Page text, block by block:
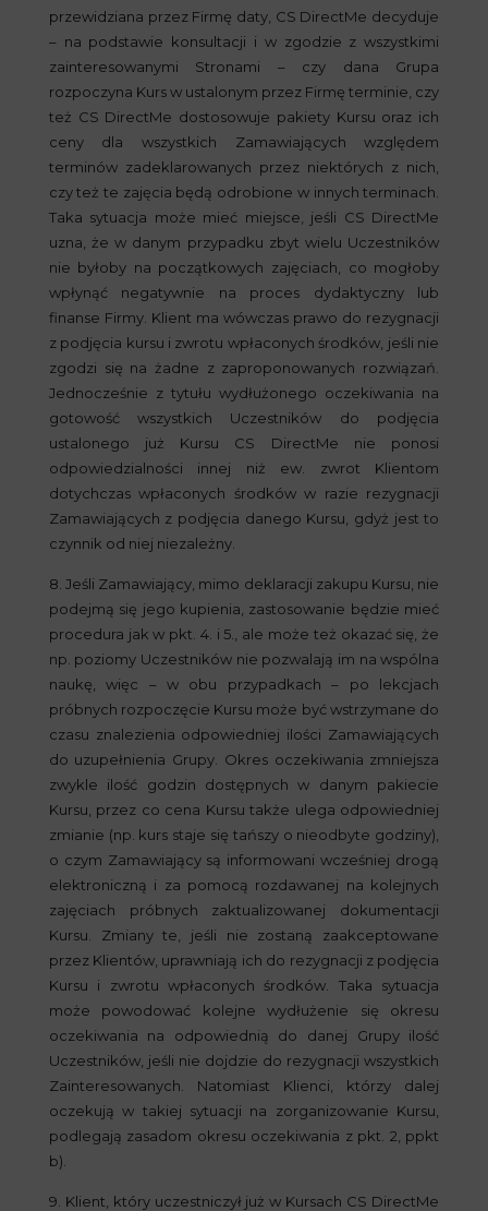
przewidziana przez Firmę daty, CS DirectMe decyduje
– na podstawie konsultacji i w zgodzie z wszystkimi
zainteresowanymi Stronami – czy dana Grupa
rozpoczyna Kurs w ustalonym przez Firmę terminie, czy
też CS DirectMe dostosowuje pakiety Kursu oraz ich
ceny dla wszystkich Zamawiających względem
terminów zadeklarowanych przez niektórych z nich,
czy też te zajęcia będą odrobione w innych terminach.
Taka sytuacja może mieć miejsce, jeśli CS DirectMe
uzna, że w danym przypadku zbyt wielu Uczestników
nie byłoby na początkowych zajęciach, co mogłoby
wpłynąć negatywnie na proces dydaktyczny lub
finanse Firmy. Klient ma wówczas prawo do rezygnacji
z podjęcia kursu i zwrotu wpłaconych środków, jeśli nie
zgodzi się na żadne z zaproponowanych rozwiązań.
Jednocześnie z tytułu wydłużonego oczekiwania na
gotowość wszystkich Uczestników do podjęcia
ustalonego już Kursu CS DirectMe nie ponosi
odpowiedzialności innej niż ew. zwrot Klientom
dotychczas wpłaconych środków w razie rezygnacji
Zamawiających z podjęcia danego Kursu, gdyż jest to
czynnik od niej niezależny.
8. Jeśli Zamawiający, mimo deklaracji zakupu Kursu, nie
podejmą się jego kupienia, zastosowanie będzie mieć
procedura jak w pkt. 4. i 5., ale może też okazać się, że
np. poziomy Uczestników nie pozwalają im na wspólna
naukę, więc – w obu przypadkach – po lekcjach
próbnych rozpoczęcie Kursu może być wstrzymane do
czasu znalezienia odpowiedniej ilości Zamawiających
do uzupełnienia Grupy. Okres oczekiwania zmniejsza
zwykle ilość godzin dostępnych w danym pakiecie
Kursu, przez co cena Kursu także ulega odpowiedniej
zmianie (np. kurs staje się tańszy o nieodbyte godziny),
o czym Zamawiający są informowani wcześniej drogą
elektroniczną i za pomocą rozdawanej na kolejnych
zajęciach próbnych zaktualizowanej dokumentacji
Kursu. Zmiany te, jeśli nie zostaną zaakceptowane
przez Klientów, uprawniają ich do rezygnacji z podjęcia
Kursu i zwrotu wpłaconych środków. Taka sytuacja
może powodować kolejne wydłużenie się okresu
oczekiwania na odpowiednią do danej Grupy ilość
Uczestników, jeśli nie dojdzie do rezygnacji wszystkich
Zainteresowanych. Natomiast Klienci, którzy dalej
oczekują w takiej sytuacji na zorganizowanie Kursu,
podlegają zasadom okresu oczekiwania z pkt. 2, ppkt
b).
9. Klient, który uczestniczył już w Kursach CS DirectMe